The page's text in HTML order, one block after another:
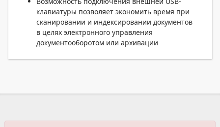
клавиатуры позволяет экономить время при
сканировании и индексировании документов
в целях электронного управления
документооборотом или архивации